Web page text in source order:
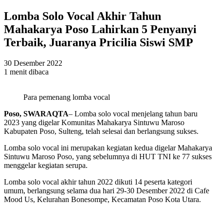
Lomba Solo Vocal Akhir Tahun
Mahakarya Poso Lahirkan 5 Penyanyi
Terbaik, Juaranya Pricilia Siswi SMP
30 Desember 2022
1 menit dibaca
Para pemenang lomba vocal
Poso, SWARAQTA– Lomba solo vocal menjelang tahun baru
2023 yang digelar Komunitas Mahakarya Sintuwu Maroso
Kabupaten Poso, Sulteng, telah selesai dan berlangsung sukses.
Lomba solo vocal ini merupakan kegiatan kedua digelar Mahakarya
Sintuwu Maroso Poso, yang sebelumnya di HUT TNI ke 77 sukses
menggelar kegiatan serupa.
Lomba solo vocal akhir tahun 2022 dikuti 14 peserta kategori
umum, berlangsung selama dua hari 29-30 Desember 2022 di Cafe
Mood Us, Kelurahan Bonesompe, Kecamatan Poso Kota Utara.